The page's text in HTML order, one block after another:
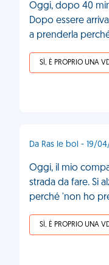
Oggi, dopo 40
Dopo essere
a prenderla
SÌ, È PROPRIO UNA
Da Ras le bol - 19/
Oggi, il mio
strada da fare. Si
perché 'non ho
SÌ, È PROPRIO UNA